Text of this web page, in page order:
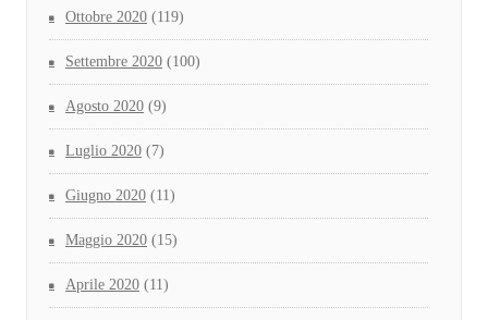
Ottobre 2020 (119)
Settembre 2020 (100)
Agosto 2020 (9)
Luglio 2020 (7)
Giugno 2020 (11)
Maggio 2020 (15)
Aprile 2020 (11)